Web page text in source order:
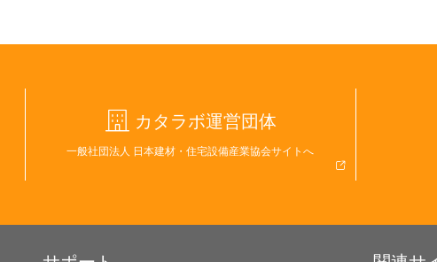
カタラボ運営団体
一般社団法人 日本建材・住宅設備産業協会サイトへ